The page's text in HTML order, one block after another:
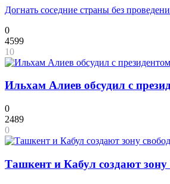
Догнать соседние страны без
0
4599
10
Ильхам Алиев обсудил с
0
2489
0
Ташкент и Кабул создают зону